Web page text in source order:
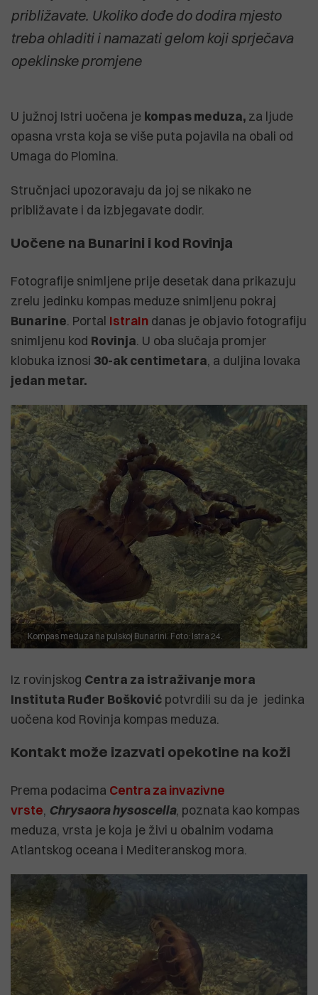
približavate. Ukoliko dođe do dodira mjesto
treba ohladiti i namazati gelom koji sprječava
opeklinske promjene
U južnoj Istri uočena je kompas meduza, za ljude
opasna vrsta koja se više puta pojavila na obali od
Umaga do Plomina.
Stručnjaci upozoravaju da joj se nikako ne
približavate i da izbjegavate dodir.
Uočene na Bunarini i kod Rovinja
Fotografije snimljene prije desetak dana prikazuju
zrelu jedinku kompas meduze snimljenu pokraj
Bunarine. Portal IstraIn danas je objavio fotografiju
snimljenu kod Rovinja. U oba slučaja promjer
klobuka iznosi 30-ak centimetara, a duljina lovaka
jedan metar.
Kompas meduza na pulskoj Bunarini. Foto: Istra 24.
Iz rovinjskog Centra za istraživanje mora
Instituta Ruđer Bošković potvrdili su da je jedinka
uočena kod Rovinja kompas meduza.
Kontakt može izazvati opekotine na koži
Prema podacima Centra za invazivne
vrste, Chrysaora hysoscella, poznata kao kompas
meduza, vrsta je koja je živi u obalnim vodama
Atlantskog oceana i Mediteranskog mora.